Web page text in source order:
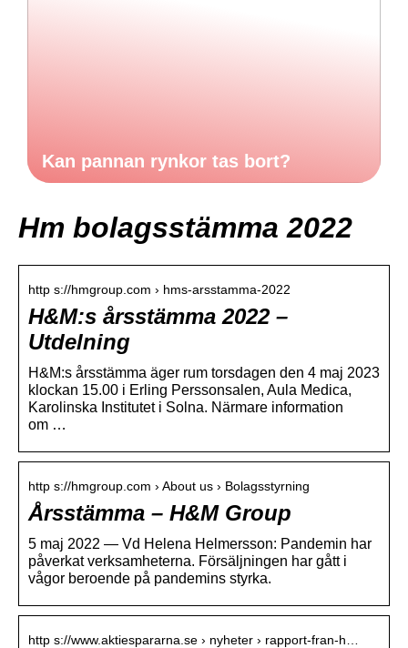
Kan pannan rynkor tas bort?
Hm bolagsstämma 2022
http s://hmgroup.com › hms-arsstamma-2022
H&M:s årsstämma 2022 –
Utdelning
H&M:s årsstämma äger rum torsdagen den 4 maj 2023
klockan 15.00 i Erling Perssonsalen, Aula Medica,
Karolinska Institutet i Solna. Närmare information
om …
http s://hmgroup.com › About us › Bolagsstyrning
Årsstämma – H&M Group
5 maj 2022 — Vd Helena Helmersson: Pandemin har
påverkat verksamheterna. Försäljningen har gått i
vågor beroende på pandemins styrka.
http s://www.aktiespararna.se › nyheter › rapport-fran-h…